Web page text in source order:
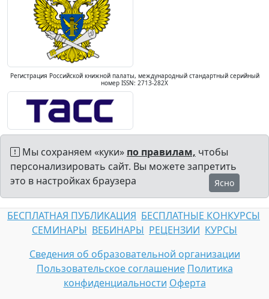
Регистрация Российской книжной палаты, международный стандартный серийный
номер ISSN: 2713-282X
Мы сохраняем «куки» по правилам, чтобы
персонализировать сайт. Вы можете запретить
это в настройках браузера
Ясно
БЕСПЛАТНАЯ ПУБЛИКАЦИЯ БЕСПЛАТНЫЕ КОНКУРСЫ
СЕМИНАРЫ ВЕБИНАРЫ РЕЦЕНЗИИ КУРСЫ
Сведения об образовательной организации
Пользовательское соглашение Политика
конфиденциальности Оферта